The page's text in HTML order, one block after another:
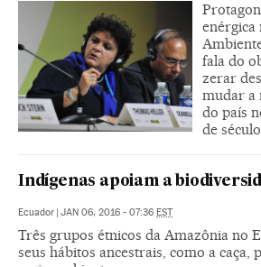
enérgica
fala do
zerar
mudar a
do país
de século
Indígenas apoiam a
Ecuador JAN 06, 2016 - 07:36 EST
Três grupos étnicos da Amazônia no
seus hábitos ancestrais, como a caça,